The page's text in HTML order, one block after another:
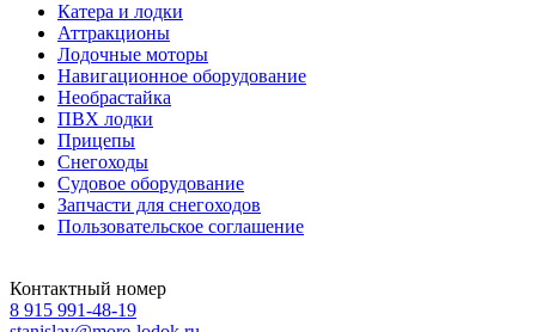
Катера и лодки
Аттракционы
Лодочные моторы
Навигационное оборудование
Необрастайка
ПВХ лодки
Прицепы
Снегоходы
Судовое оборудование
Запчасти для снегоходов
Пользовательское соглашение
Контактный номер
8 915 991-48-19